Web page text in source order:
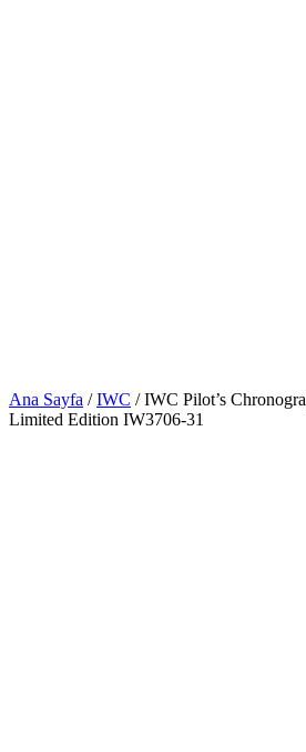
Ana Sayfa /IWC / IWC Pilot’s
Limited Edition IW3706-31